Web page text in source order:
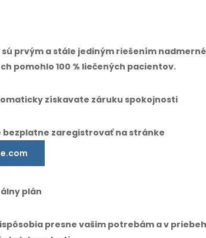
prvým a stále jediným riešením
pomohlo 100 % liečených pacientov.
získavate záruku spokojnosti
bezplatne zaregistrovať na stránke
plán
presne vašim potrebám a v